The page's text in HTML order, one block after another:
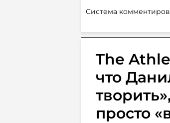
Система
The
что
просто